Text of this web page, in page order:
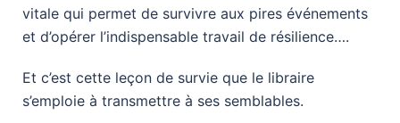
vitale qui permet de survivre aux pires événements
et d’opérer l’indispensable travail de résilience….
Et c’est cette leçon de survie que le libraire
s’emploie à transmettre à ses semblables.